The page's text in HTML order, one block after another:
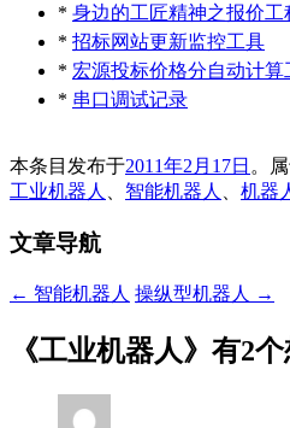
* 身边的工匠精神之报价工
* 招标网站更新监控工具
* 宏源投标价格分自动计算
* 串口调试记录
本条目发布于2011年2月17日 。
工业机器人
智能机器人 机器
文章导航
← 智能机器人 操纵型机器人 →
《工业机器人》有2